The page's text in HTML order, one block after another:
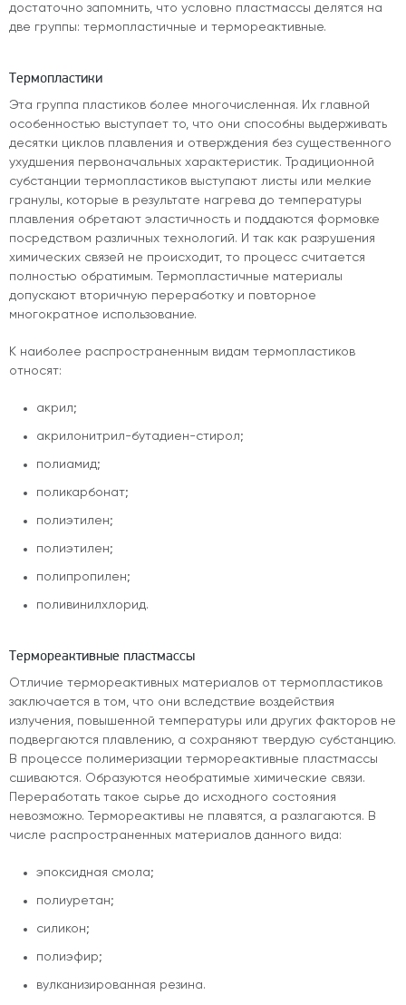
достаточно запомнить, что условно пластмассы делятся на
две группы: термопластичные и термореактивные.
Термопластики
Эта группа пластиков более многочисленная. Их главной
особенностью выступает то, что они способны выдерживать
десятки циклов плавления и отверждения без существенного
ухудшения первоначальных характеристик. Традиционной
субстанции термопластиков выступают листы или мелкие
гранулы, которые в результате нагрева до температуры
плавления обретают эластичность и поддаются формовке
посредством различных технологий. И так как разрушения
химических связей не происходит, то процесс считается
полностью обратимым. Термопластичные материалы
допускают вторичную переработку и повторное
многократное использование.
К наиболее распространенным видам термопластиков
относят:
акрил;
акрилонитрил-бутадиен-стирол;
полиамид;
поликарбонат;
полиэтилен;
полиэтилен;
полипропилен;
поливинилхлорид.
Термореактивные пластмассы
Отличие термореактивных материалов от термопластиков
заключается в том, что они вследствие воздействия
излучения, повышенной температуры или других факторов не
подвергаются плавлению, а сохраняют твердую субстанцию.
В процессе полимеризации термореактивные пластмассы
сшиваются. Образуются необратимые химические связи.
Переработать такое сырье до исходного состояния
невозможно. Термореактивы не плавятся, а разлагаются. В
числе распространенных материалов данного вида:
эпоксидная смола;
полиуретан;
силикон;
полиэфир;
вулканизированная резина.